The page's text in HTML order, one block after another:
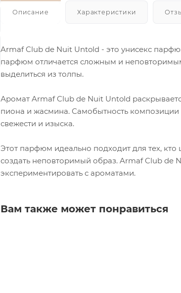
Описание Характеристики
Armaf Club de Nuit Untold - это унисекс
парфюм отличается сложным и
выделиться из толпы.
Аромат Armaf Club de Nuit Untold
пиона и жасмина. Самобытность композиции
свежести и изыска.
Этот парфюм идеально подходит для тех, кто
создать неповторимый образ. Armaf Club de
экспериментировать с ароматами.
Вам также может понравиться